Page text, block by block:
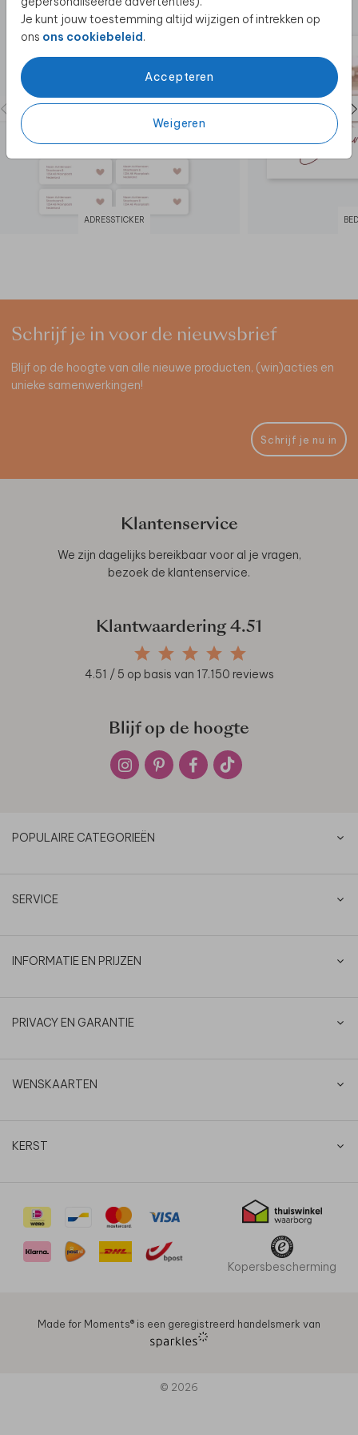
Je kunt jouw toestemming altijd wijzigen of intrekken op
ons ons cookiebeleid.
Accepteren
Weigeren
ADRESSTICKER
Schrijf je in voor de nieuwsbrief
Blijf op de hoogte van alle nieuwe producten, (win)acties en
unieke samenwerkingen!
Schrijf je nu in
Klantenservice
We zijn dagelijks bereikbaar voor al je vragen,
bezoek de klantenservice.
Klantwaardering 4.51
4.51 / 5 op basis van 17.150 reviews
Blijf op de hoogte
POPULAIRE CATEGORIEËN
SERVICE
INFORMATIE EN PRIJZEN
PRIVACY EN GARANTIE
WENSKAARTEN
KERST
Kopersbescherming
Made for Moments®️ is een geregistreerd handelsmerk van
© 2026